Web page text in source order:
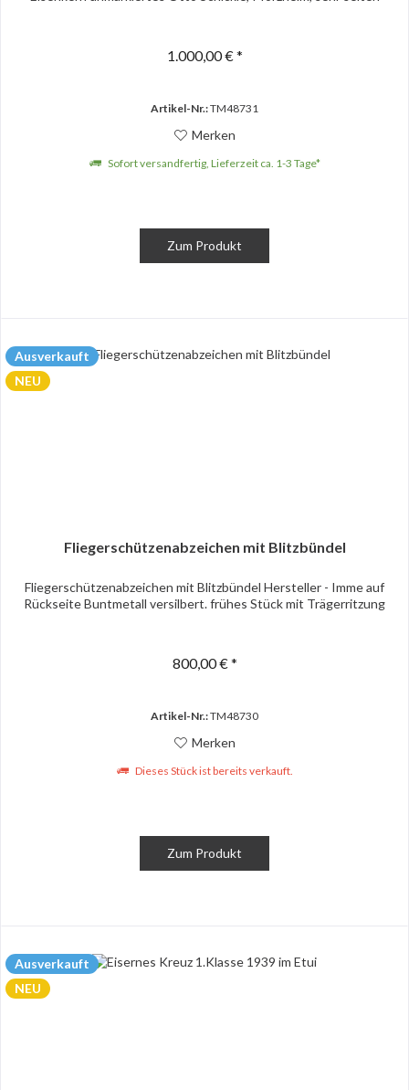
1.000,00 € *
Artikel-Nr.:TM48731
Merken
Sofort versandfertig, Lieferzeit ca. 1-3 Tage*
Zum Produkt
Ausverkauft
NEU
Fliegerschützenabzeichen mit Blitzbündel
Fliegerschützenabzeichen mit Blitzbündel Hersteller - Imme auf
Rückseite Buntmetall versilbert. frühes Stück mit Trägerritzung
800,00 € *
Artikel-Nr.:TM48730
Merken
Dieses Stück ist bereits verkauft.
Zum Produkt
Ausverkauft
NEU